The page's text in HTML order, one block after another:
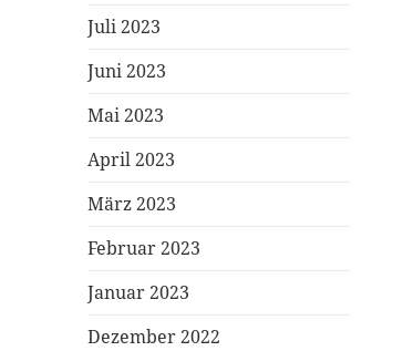
Juli 2023
Juni 2023
Mai 2023
April 2023
März 2023
Februar 2023
Januar 2023
Dezember 2022